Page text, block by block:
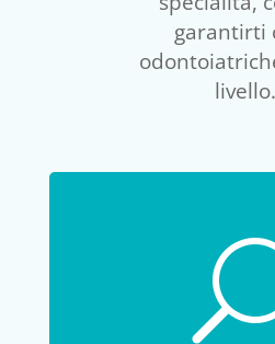
garantirti
livello.